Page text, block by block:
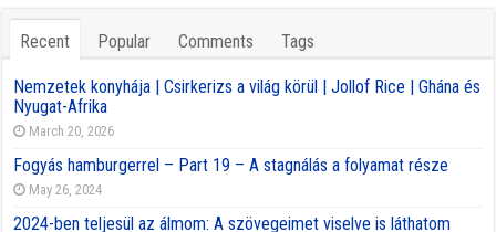
Recent Popular Comments Tags
Nemzetek konyhája | Csirkerizs a világ körül | Jollof Rice | Ghána és
Nyugat-Afrika
March 20, 2026
Fogyás hamburgerrel – Part 19 – A stagnálás a folyamat része
May 26, 2024
2024-ben teljesül az álmom: A szövegeimet viselve is láthatom